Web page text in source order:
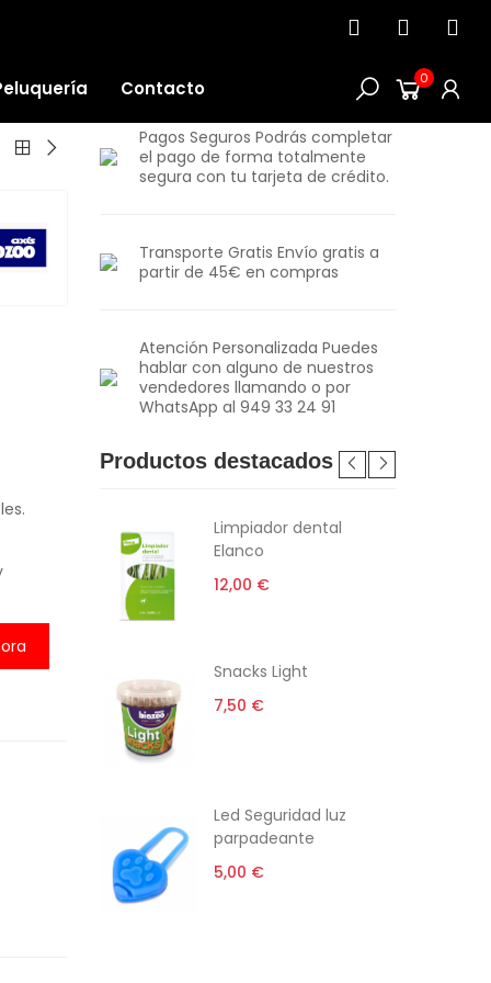
Contacto 0
Pagos Seguros Podrás completar
el pago de forma totalmente
segura con tu tarjeta de crédito.
Transporte Gratis Envío gratis a
partir de 45€ en compras
Atención Personalizada Puedes
hablar con alguno de nuestros
vendedores llamando o por
WhatsApp al 949 33 24 91
Productos destacados
gato
Limpiador dental
Elanco
12,00 €
Snacks Light
7,50 €
Led Seguridad luz
parpadeante
5,00 €